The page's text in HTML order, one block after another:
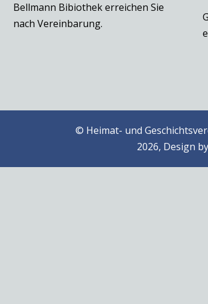
Bellmann Bibiothek erreichen Sie
nach Vereinbarung.
© Heimat- und
2026, Design by